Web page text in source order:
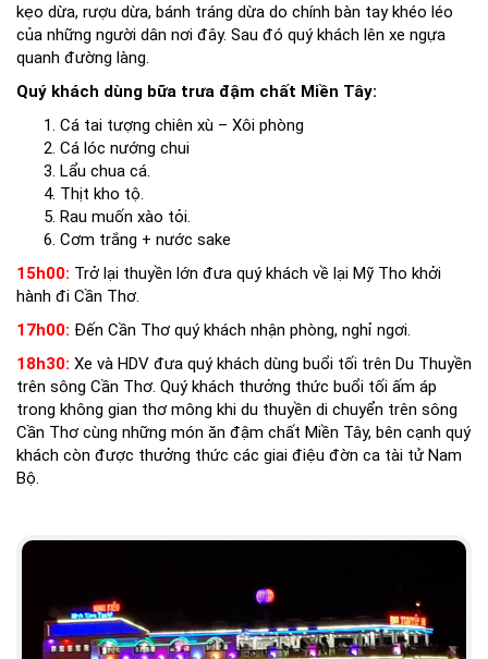
kẹo dừa, rượu dừa, bánh tráng dừa do chính bàn tay khéo léo
của những người dân nơi đây. Sau đó quý khách lên xe ngựa
quanh đường làng.
Quý khách dùng bữa trưa đậm chất Miền Tây:
Cá tai tượng chiên xù – Xôi phòng
Cá lóc nướng chui
Lẩu chua cá.
Thịt kho tộ.
Rau muốn xào tỏi.
Cơm trắng + nước sake
15h00: Trở lại thuyền lớn đưa quý khách về lại Mỹ Tho khởi
hành đi Cần Thơ.
17h00: Đến Cần Thơ quý khách nhận phòng, nghỉ ngơi.
18h30: Xe và HDV đưa quý khách dùng buổi tối trên Du Thuyền
trên sông Cần Thơ. Quý khách thưởng thức buổi tối ấm áp
trong không gian thơ mông khi du thuyền di chuyển trên sông
Cần Thơ cùng những món ăn đậm chất Miền Tây, bên cạnh quý
khách còn được thưởng thức các giai điệu đờn ca tài tử Nam
Bộ.